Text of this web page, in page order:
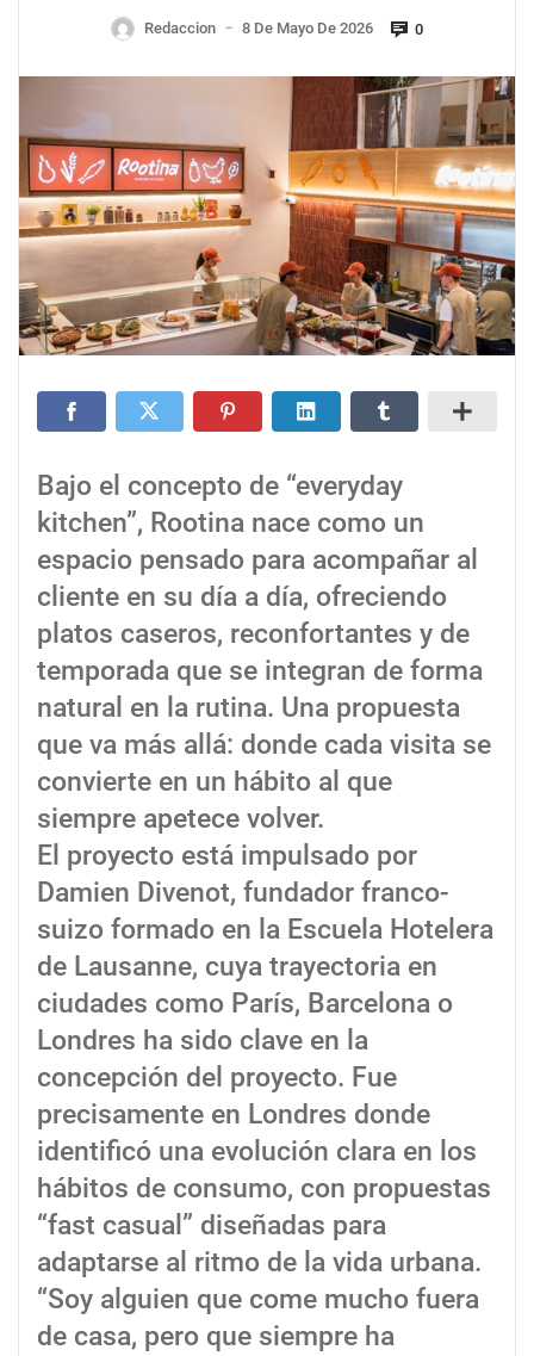
Redaccion — 8 De Mayo De 2026 0
Bajo el concepto de “everyday
kitchen”, Rootina nace como un
espacio pensado para acompañar al
cliente en su día a día, ofreciendo
platos caseros, reconfortantes y de
temporada que se integran de forma
natural en la rutina. Una propuesta
que va más allá: donde cada visita se
convierte en un hábito al que
siempre apetece volver.
El proyecto está impulsado por
Damien Divenot, fundador franco-
suizo formado en la Escuela Hotelera
de Lausanne, cuya trayectoria en
ciudades como París, Barcelona o
Londres ha sido clave en la
concepción del proyecto. Fue
precisamente en Londres donde
identificó una evolución clara en los
hábitos de consumo, con propuestas
“fast casual” diseñadas para
adaptarse al ritmo de la vida urbana.
“Soy alguien que come mucho fuera
de casa, pero que siempre ha